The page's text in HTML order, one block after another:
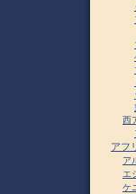
西
アフ
ア
エ
ケ